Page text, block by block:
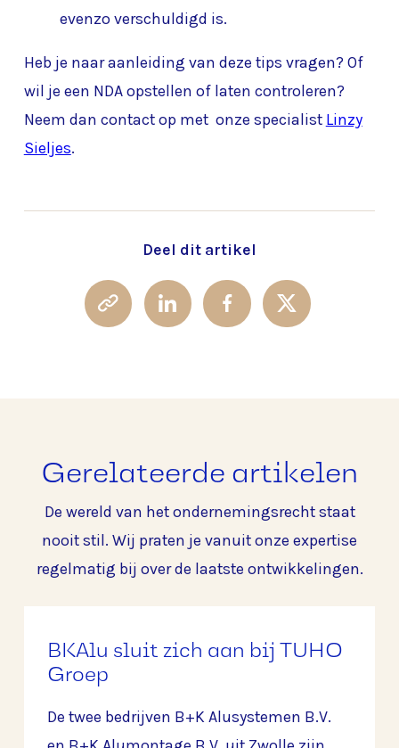
evenzo verschuldigd is.
Heb je naar aanleiding van deze tips vragen? Of
wil je een NDA opstellen of laten controleren?
Neem dan contact op met onze specialist Linzy
Sieljes.
Deel dit artikel
Gerelateerde artikelen
De wereld van het ondernemingsrecht staat
nooit stil. Wij praten je vanuit onze expertise
regelmatig bij over de laatste ontwikkelingen.
BKAlu sluit zich aan bij TUHO
Groep
De twee bedrijven B+K Alusystemen B.V.